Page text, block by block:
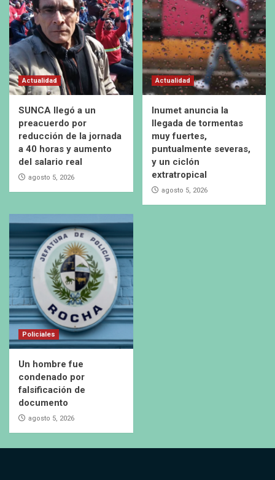
Actualidad
SUNCA llegó a un
preacuerdo por
reducción de la jornada
a 40 horas y aumento
del salario real
agosto 5, 2026
Actualidad
Inumet anuncia la
llegada de tormentas
muy fuertes,
puntualmente severas,
y un ciclón
extratropical
agosto 5, 2026
Policiales
Un hombre fue
condenado por
falsificación de
documento
agosto 5, 2026